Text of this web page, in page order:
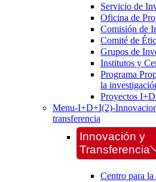
Servicio de
Oficina de
Comisión de
Comité de
Grupos de
Institutos y
Programa
la
Proyectos
Menu-I+D+I(2)-
transferencia
Innovación y
Transferencia
Centro para